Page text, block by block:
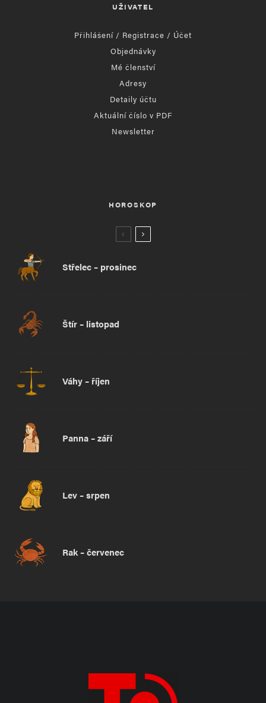
UŽIVATEL
Přihlášení / Registrace / Účet
Objednávky
Mé členství
Adresy
Detaily účtu
Aktuální číslo v PDF
Newsletter
HOROSKOP
Střelec – prosinec
Štír – listopad
Váhy – říjen
Panna – září
Lev – srpen
Rak – červenec